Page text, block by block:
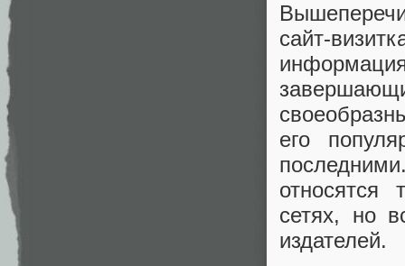
сайт-
его
относятся
сетях, но
издателей.